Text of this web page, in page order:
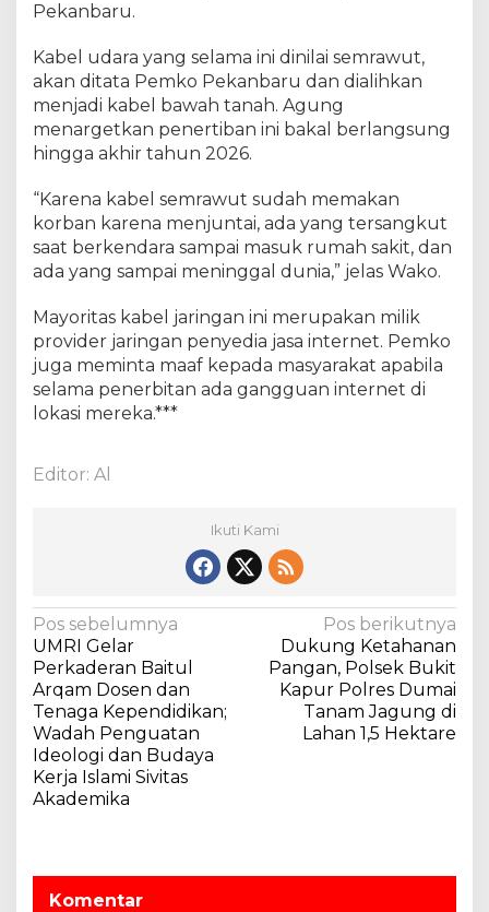
a
l
a
e
a
n
b
a
u
Pekanbaru.
Kabel udara yang selama ini dinilai semrawut,
akan ditata Pemko Pekanbaru dan dialihkan
menjadi kabel bawah tanah. Agung
menargetkan penertiban ini bakal berlangsung
hingga akhir tahun 2026.
“Karena kabel semrawut sudah memakan
korban karena menjuntai, ada yang tersangkut
saat berkendara sampai masuk rumah sakit, dan
ada yang sampai meninggal dunia,” jelas Wako.
Mayoritas kabel jaringan ini merupakan milik
provider jaringan penyedia jasa internet. Pemko
juga meminta maaf kepada masyarakat apabila
selama penerbitan ada gangguan internet di
lokasi mereka.***
Editor: Al
Ikuti Kami
N
a
v
i
g
a
s
p
o
Pos sebelumnya
UMRI Gelar
Perkaderan Baitul
Arqam Dosen dan
Tenaga Kependidikan;
Wadah Penguatan
Ideologi dan Budaya
Kerja Islami Sivitas
Akademika
Pos berikutnya
Dukung Ketahanan
Pangan, Polsek Bukit
Kapur Polres Dumai
Tanam Jagung di
Lahan 1,5 Hektare
Komentar